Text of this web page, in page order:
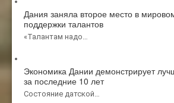
Дания заняла второе место в
поддержки талантов
«Талантам надо…
Экономика Дании демонстрирует
за последние 10 лет
Состояние датской…